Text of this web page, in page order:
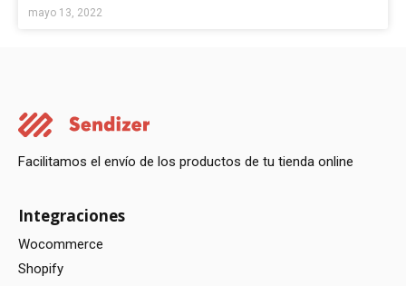
mayo 13, 2022
Facilitamos el envío de los productos de tu tienda online
Integraciones
Wocommerce
Shopify